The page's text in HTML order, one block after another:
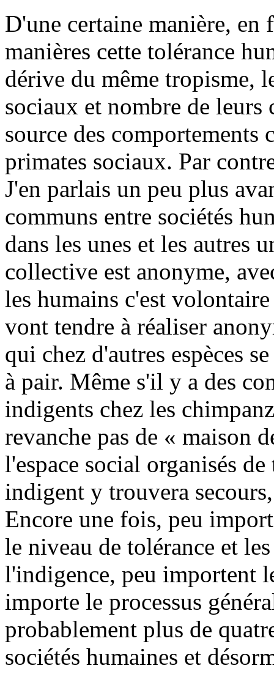
D'une certaine manière, en
manières cette tolérance
dérive du même tropisme,
sociaux et nombre de
source des comportements
primates sociaux. Par
J'en parlais un peu plus
communs entre sociétés
dans les unes et les autres
collective est anonyme,
les humains c'est
vont tendre à réaliser
qui chez d'autres espèces
à pair. Même s'il y a des
indigents chez les
revanche pas de « maison
l'espace social organisés
indigent y trouvera
Encore une fois, peu
le niveau de tolérance et
l'indigence, peu importent
importe le processus
probablement plus de
sociétés humaines et